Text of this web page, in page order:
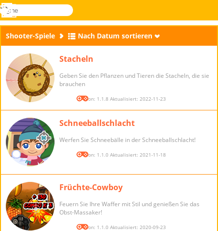
Novel
suche
Anmelden
Menü
Shooter-Spiele Nach Datum sortieren
Stacheln
Geben Sie den Pflanzen und Tieren die Stacheln, die sie
brauchen
Version: 1.1.8 Aktualisiert: 2022-11-23
Schneeballschlacht
Werfen Sie Schneebälle in der Schneeballschlacht!
Version: 1.1.0 Aktualisiert: 2021-11-18
Früchte-Cowboy
Feuern Sie Ihre Waffer mit Stil und genießen Sie das
Obst-Massaker!
Version: 1.1.0 Aktualisiert: 2020-09-23